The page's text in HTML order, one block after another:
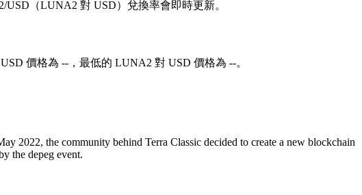
USD（LUNA2 對 USD）兌換率會即時更新。
價格為 --，最低的 LUNA2 對 USD 價格為 --。
2022, the community behind Terra Classic decided to create a new blockchain
the depeg event.